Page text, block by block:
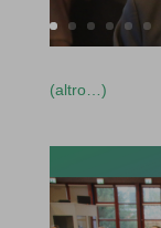
(altro…)